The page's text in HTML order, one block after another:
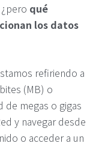
qué
los datos
refiriendo a
(MB) o
de megas o gigas
y navegar desde
o acceder a un